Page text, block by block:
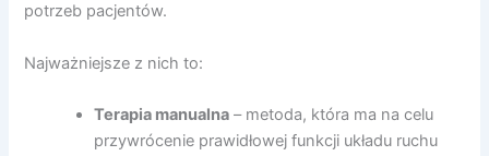
potrzeb pacjentów.
Najważniejsze z nich to:
Terapia manualna – metoda, która ma na celu
przywrócenie prawidłowej funkcji układu ruchu